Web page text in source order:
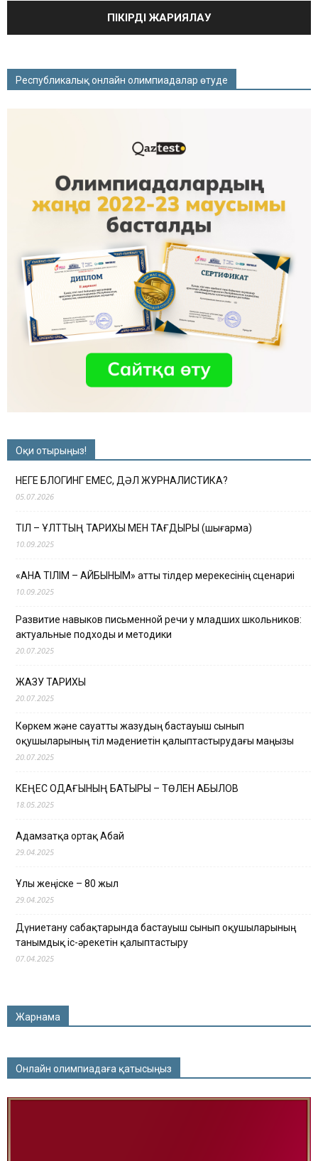
Республикалық онлайн олимпиадалар өтуде
Оқи отырыңыз!
НЕГЕ БЛОГИНГ ЕМЕС, ДӘЛ ЖУРНАЛИСТИКА?
05.07.2026
ТІЛ – ҰЛТТЫҢ ТАРИХЫ МЕН ТАҒДЫРЫ (шығарма)
10.09.2025
«АНА ТІЛІМ – АЙБЫНЫМ» атты тілдер мерекесінің сценариі
10.09.2025
Развитие навыков письменной речи у младших школьников:
актуальные подходы и методики
20.07.2025
ЖАЗУ ТАРИХЫ
20.07.2025
Көркем және сауатты жазудың бастауыш сынып
оқушыларының тіл мәдениетін қалыптастырудағы маңызы
20.07.2025
КЕҢЕС ОДАҒЫНЫҢ БАТЫРЫ – ТӨЛЕН ҚАБЫЛОВ
18.05.2025
Адамзатқа ортақ Абай
29.04.2025
Ұлы жеңіске – 80 жыл
29.04.2025
Дүниетану сабақтарында бастауыш сынып оқушыларының
танымдық іс-әрекетін қалыптастыру
07.04.2025
Жарнама
Онлайн олимпиадаға қатысыңыз